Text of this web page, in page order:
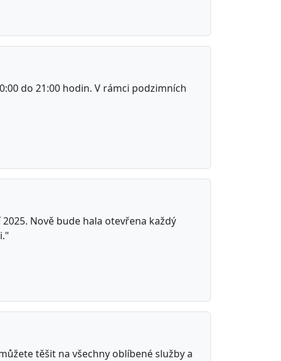
do 21:00 hodin. V rámci podzimních
Nově bude hala otevřena každý
těšit na všechny oblíbené služby a